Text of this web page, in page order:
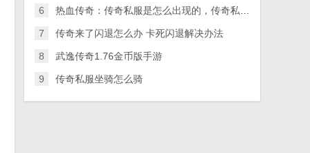
6 热血传奇：传奇私服是怎么出现的，传奇私服坐骑怎么骑为什么这么火
7 传奇来了闪退怎么办 卡死闪退解决办法
8 武逸传奇1.76金币版手游
9 传奇私服坐骑怎么骑